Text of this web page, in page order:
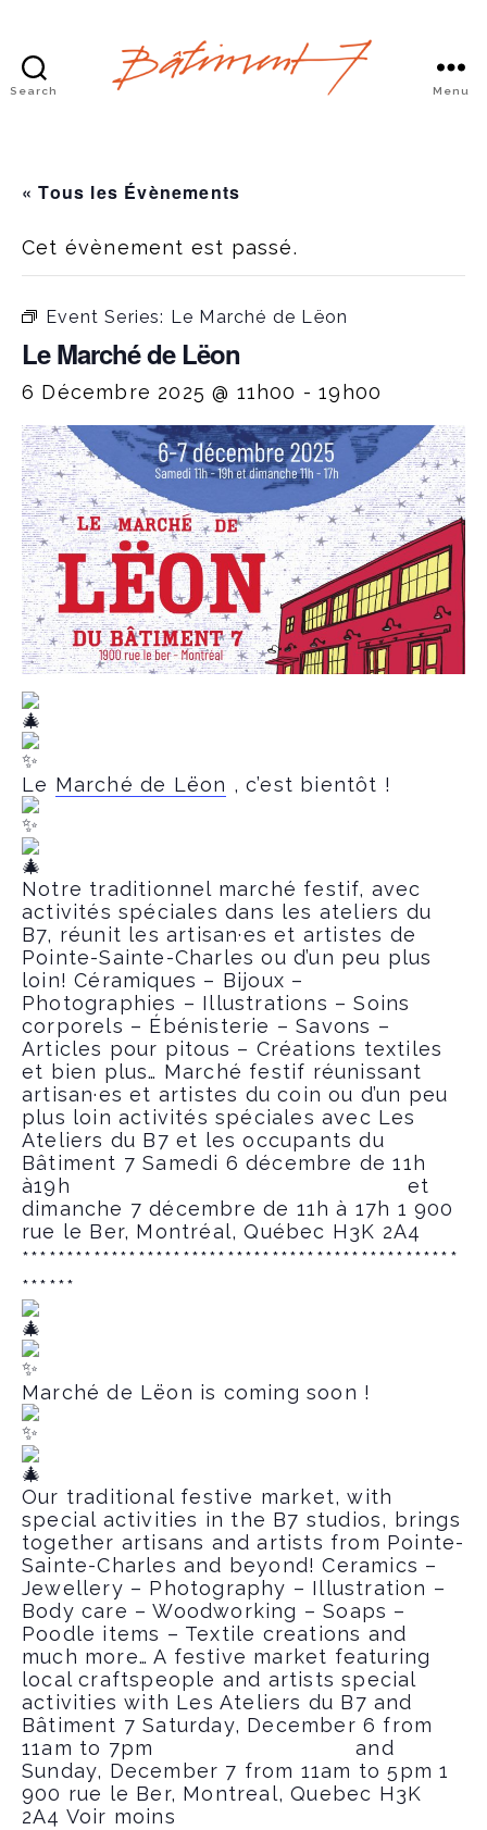
Search Menu
« Tous les Évènements
Cet évènement est passé.
Event Series: Le Marché de Lëon
Le Marché de Lëon
6 Décembre 2025 @ 11h00 -19h00
Le Marché de Lëon , c’est bientôt !
Notre traditionnel marché festif, avec
activités spéciales dans les ateliers du
B7, réunit les artisan·es et artistes de
Pointe-Sainte-Charles ou d’un peu plus
loin! Céramiques – Bijoux –
Photographies – Illustrations – Soins
corporels – Ébénisterie – Savons –
Articles pour pitous – Créations textiles
et bien plus… Marché festif réunissant
artisan·es et artistes du coin ou d’un peu
plus loin activités spéciales avec Les
Ateliers du B7 et les occupants du
Bâtiment 7 Samedi 6 décembre de 11h
à19h et
dimanche 7 décembre de 11h à 17h 1 900
rue le Ber, Montréal, Québec H3K 2A4
*************************************************
******
Marché de Lëon is coming soon !
Our traditional festive market, with
special activities in the B7 studios, brings
together artisans and artists from Pointe-
Sainte-Charles and beyond! Ceramics –
Jewellery – Photography – Illustration –
Body care – Woodworking – Soaps –
Poodle items – Textile creations and
much more… A festive market featuring
local craftspeople and artists special
activities with Les Ateliers du B7 and
Bâtiment 7 Saturday, December 6 from
11am to 7pm and
Sunday, December 7 from 11am to 5pm 1
900 rue le Ber, Montreal, Quebec H3K
2A4 Voir moins